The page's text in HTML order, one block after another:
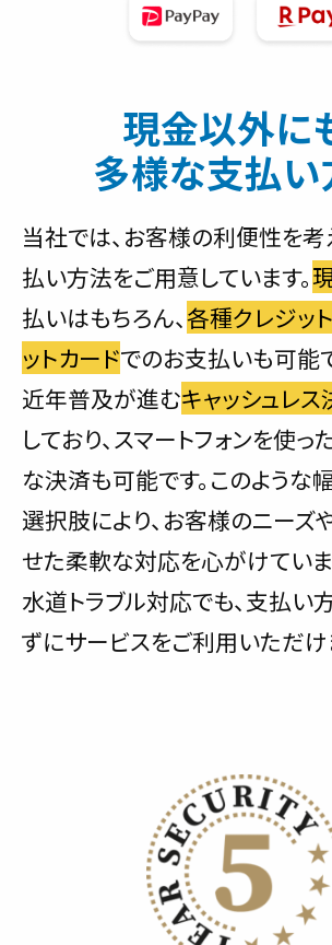
現金以外に
多様な支払
当社では、お客様の利便性を考
払い方法をご用意しています。
払いはもちろん、各種クレジッ
ットカードでのお支払いも可能で
近年普及が進むキャッシュレス
しており、スマートフォンを使
な決済も可能です。このような
選択肢により、お客様のニーズ
せた柔軟な対応を心がけてい
水道トラブル対応でも、支払い
ずにサービスをご利用いただけ